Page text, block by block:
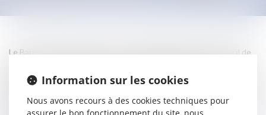
Le Barreau de l’Essonne assure, en partenariat avec le Tribunal de
permanence spécialisée au Centre d’Information et de Prévention
gestion.
Information sur les cookies
Nous avons recours à des cookies techniques pour
assurer le bon fonctionnement du site, nous